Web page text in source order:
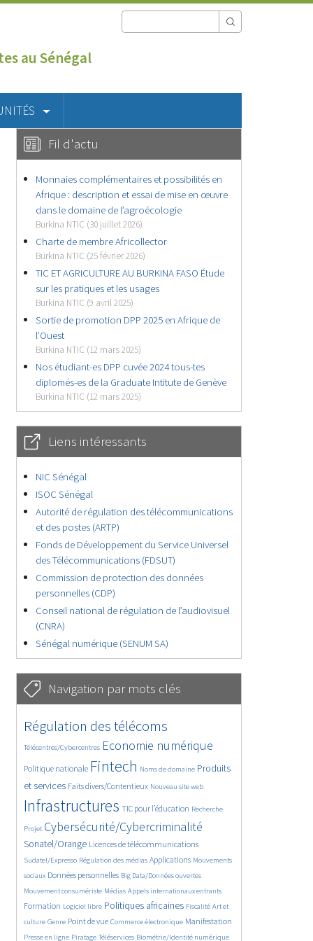
au Sénégal
Fil d'actu
Monnaies complémentaires et possibilités en
Afrique : description et essai de mise en œuvre
dans le domaine de l’agroécologie
Burkina NTIC (30 juillet 2026)
Charte de membre Africollector
Burkina NTIC (25 février 2026)
TIC ET AGRICULTURE AU BURKINA FASO Étude
sur les pratiques et les usages
Burkina NTIC (9 avril 2025)
Sortie de promotion DPP 2025 en Afrique de
l’Ouest
Burkina NTIC (12 mars 2025)
Nos étudiant-es DPP cuvée 2024 tous-tes
diplomés-es de la Graduate Intitute de Genève
Burkina NTIC (12 mars 2025)
Liens intéressants
NIC Sénégal
ISOC Sénégal
Autorité de régulation des télécommunications
et des postes (ARTP)
Fonds de Développement du Service Universel
des Télécommunications (FDSUT)
Commission de protection des données
personnelles (CDP)
Conseil national de régulation de l’audiovisuel
(CNRA)
Sénégal numérique (SENUM SA)
Navigation par mots clés
4602/5650
Régulation des télécoms
367/5650
Télécentres/Cybercentres
3668/5650 Economie numérique
1843/5650
Politique nationale Fintech Noms de domaine Produits
et services
1582/5650 Faits divers/Contentieux
831/5650 Nouveau site web
5650/5650
Infrastructures
1806/5650
TIC pour l’éducation
201/5650
Recherche
246/5650
Projet
3564/5650Cybersécurité/Cybercriminalité
2319/5650
Sonatel/Orange
1624/5650 Licences de télécommunications
279/5650
Sudatel/Expresso
1033/5650 Régulation des médias
1518/5650 Applications
1151/5650
Mouvements
sociaux
1660/5650Données personnelles
140/5650 Big Data/Données ouvertes
612/5650
Mouvement consumériste
375/5650 Médias
670/5650 Appels internationaux entrants
1731/5650
Formation
94/5650 Logiciel libre
2415/5650 Politiques africaines
1070/5650 Fiscalité
173/5650
Art et
culture
586/5650
Genre
1842/5650 Point de vue
1040/5650 Commerce électronique
1519/5650 Manifestation
334/5650
Presse en ligne
127/5650 Piratage
204/5650 Téléservices
1170/5650 Biométrie/Identité numérique
360/5650